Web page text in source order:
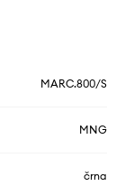
MARC.800/S
MNG
črna